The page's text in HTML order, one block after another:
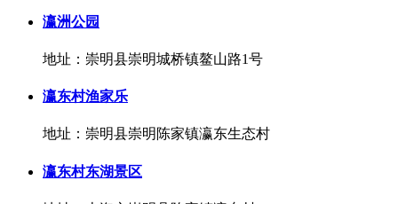
瀛洲公园
地址：崇明县崇明城桥镇鳌山路1号
瀛东村渔家乐
地址：崇明县崇明陈家镇瀛东生态村
瀛东村东湖景区